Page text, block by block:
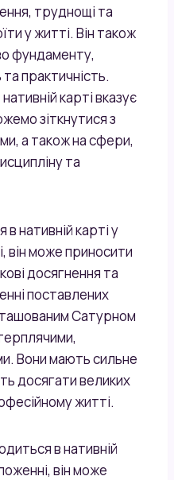
труднощі та
у житті. Він також
фундаменту,
практичність.
карті вказує
зіткнутися з
а також на сфери,
та
нативній карті у
він може приносити
досягнення та
поставлених
Сатурном
Вони мають сильне
досягати великих
житті.
в нативній
він може